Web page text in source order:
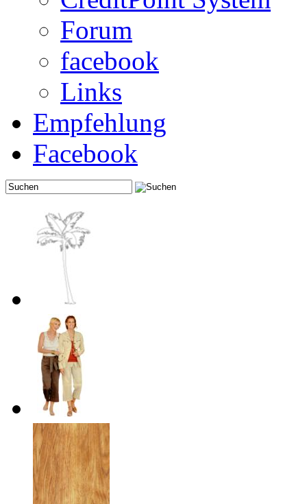
Forum
facebook
Links
Empfehlung
Facebook